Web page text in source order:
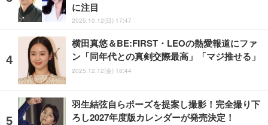
に注目
2025.10.12(日) 17:47
横田真悠＆BE:FIRST・LEOの熱愛報道にファ
ン「同年代との真剣交際最高」「マジ推せる」
2025.12.12(金) 18:44
羽生結弦自らポーズを提案し撮影！完全撮り下
ろし2027年度版カレンダーが発売決定！